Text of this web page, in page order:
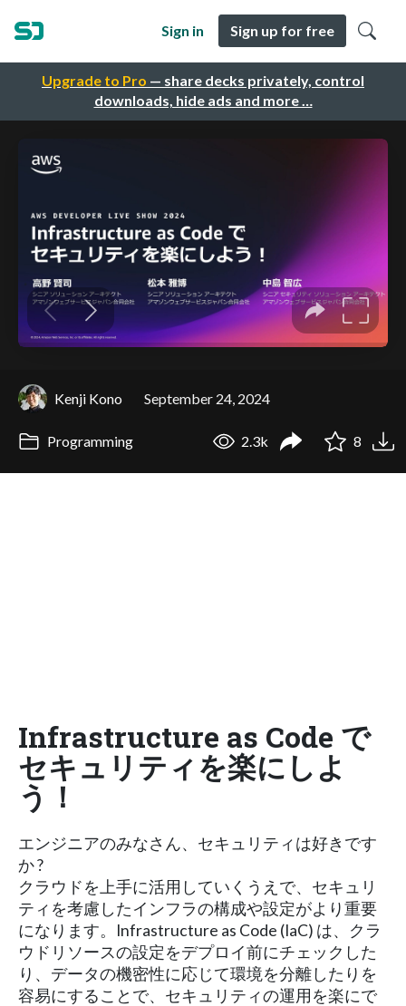
Upgrade to Pro — share decks privately, control
downloads, hide ads and more …
Sign in Sign up for free
Kenji Kono September 24, 2024
Programming 2.3k 8
Infrastructure as Code で
セキュリティを楽にしよ
う！
エンジニアのみなさん、セキュリティは好きです
か ?
クラウドを上手に活用していくうえで、セキュリ
ティを考慮したインフラの構成や設定がより重要
になります。Infrastructure as Code (IaC) は、クラ
ウドリソースの設定をデプロイ前にチェックした
り、データの機密性に応じて環境を分離したりを
容易にすることで、セキュリティの運用を楽にで